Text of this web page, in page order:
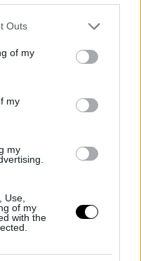
Outs
of my
my
my
Use,
of my
with the
en todos
obtenidos.
sobre
equipos?
pueden
procesos claros y